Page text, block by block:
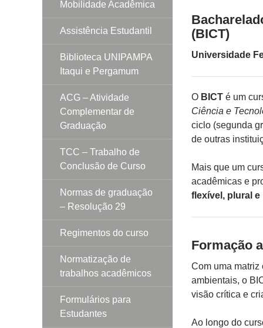
(BICT)
Universidade
O BICTé um
Ciência e
ciclo (segunda
de outras
Mais que um
acadêmicas e
flexível, plural e
Formação
Com uma matriz
ambientais, o
visão crítica e
Ao longo do
Mobilidade Acadêmica
Assistência Estudantil
Biblioteca UNIPAMPA
Itaqui e Pergamum
ACG – Atividade
Complementar de
Graduação
TCC – Trabalho de
Conclusão de Curso
Normas de graduação
– Resolução 29
Regimentos do curso
Normatização de
trabalhos acadêmicos
Formulários para
Estudantes